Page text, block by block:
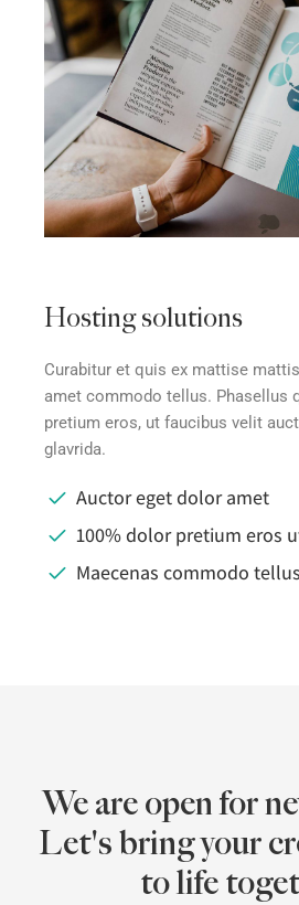
Hosting solutions
Curabitur et quis ex mattise
amet commodo tellus. Phasellus
pretium eros, ut faucibus velit
glavrida.
Auctor eget dolor amet
100% dolor pretium eros
Maecenas commodo
We are open for
Let's bring your
to life